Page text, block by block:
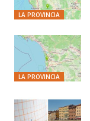
LA PROVINCIA
LA PROVINCIA